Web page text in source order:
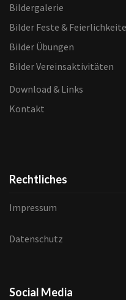
Bildergalerie
Bilder Feste &
Bilder Übungen
Bilder Vereinsaktivitäten
Download & Links
Kontakt
Rechtliches
Impressum
Datenschutz
Social Media